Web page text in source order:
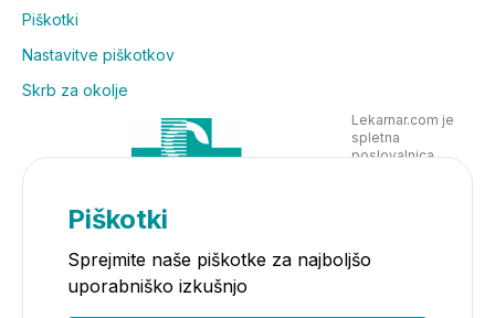
Piškotki
Nastavitve piškotkov
Skrb za okolje
Lekarnar.com je
spletna
poslovalnica
Piškotki
Sprejmite naše piškotke za najboljšo
uporabniško izkušnjo